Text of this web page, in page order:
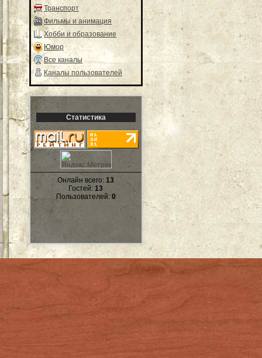
Транспорт
Фильмы и анимация
Хобби и образование
Юмор
Все каналы
Каналы пользователей
Статистика
Онлайн всего:13
Гостей:13
Пользователей: 0